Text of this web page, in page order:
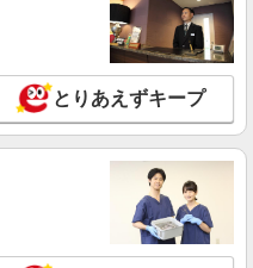
ワイモバイル】
円（経験・能力による） ※
別途支給（規定あり） ゜
・。○。・゜+゜ 入社祝い金10
゜+゜・。○。・゜+゜
区の家電量販店
詳細を見る
とりあえずキープ